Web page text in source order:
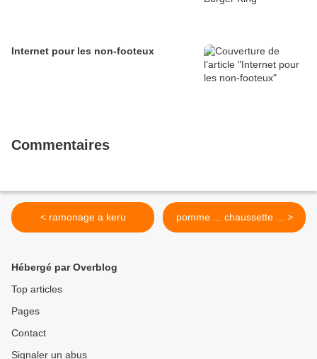
Internet pour les non-footeux
Commentaires
< ramonage a keru pomme ... chaussette ... >
Hébergé par Overblog
Top articles
Pages
Contact
Signaler un abus